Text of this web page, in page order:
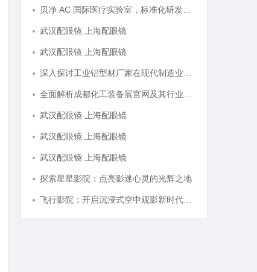
武汉配眼镜 上海配眼镜
武汉配眼镜 上海配眼镜
武汉配眼镜 上海配眼镜
武汉配眼镜 上海配眼镜
武汉配眼镜 上海配眼镜
探索星星影院：点亮影迷心灵的光辉之地